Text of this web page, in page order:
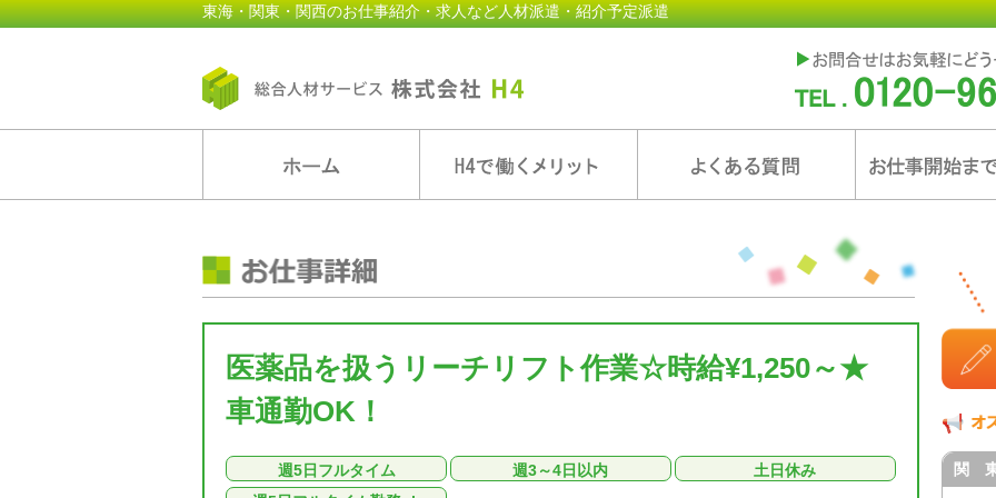
東海・関東・関西のお仕事紹介・求人など人材派遣・紹介予定派遣
医薬品を扱うリーチリフト作業☆時給¥1,250～★
車通勤OK！
週5日フルタイム 週3～4日以内
土日休み
関